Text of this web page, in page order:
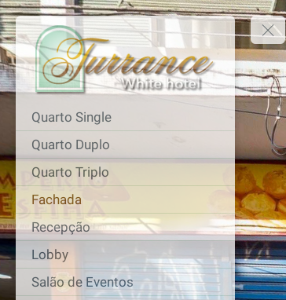
Quarto Single
Quarto Duplo
Quarto Triplo
Fachada
Recepção
Lobby
Salão de Eventos